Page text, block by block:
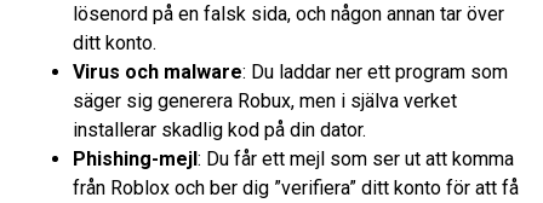
lösenord på en falsk sida, och någon annan tar över
ditt konto.
Virus och malware: Du laddar ner ett program som
säger sig generera Robux, men i själva verket
installerar skadlig kod på din dator.
Phishing-mejl: Du får ett mejl som ser ut att komma
från Roblox och ber dig ”verifiera” ditt konto för att få